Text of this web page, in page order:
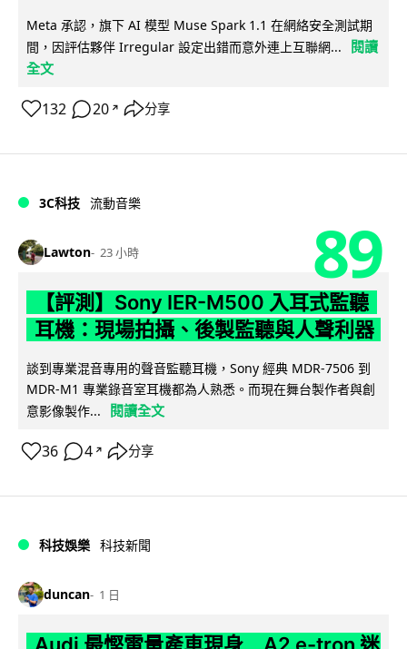
Meta 承認，旗下 AI 模型 Muse Spark 1.1 在網絡安全測試期
間，因評估夥伴 Irregular 設定出錯而意外連上互聯網...
閱讀
全文
132 20 ↗ 分享
3C科技 流動音樂
Lawton 23 小時 89
【評測】Sony IER-M500 入耳式監聽
耳機：現場拍攝、後製監聽與人聲利器
談到專業混音專用的聲音監聽耳機，Sony 經典 MDR-7506 到
MDR-M1 專業錄音室耳機都為人熟悉。而現在舞台製作者與創
意影像製作...
閱讀全文
36 4 ↗ 分享
科技娛樂 科技新聞
duncan 1 日